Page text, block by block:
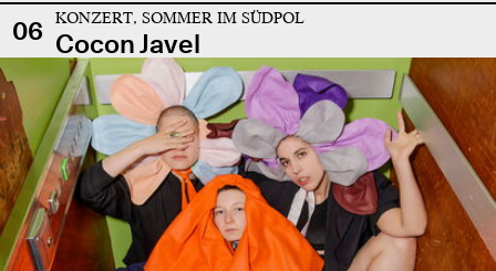
06 KONZERT, SOMMER IM SÜDPOL
Cocon Javel